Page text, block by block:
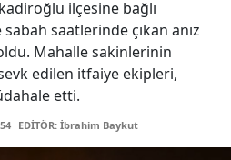
ilçesine bağlı
saatlerinde çıkan anız
Mahalle sakinlerinin
edilen itfaiye ekipleri,
etti.
EDİTÖR: İbrahim Baykut